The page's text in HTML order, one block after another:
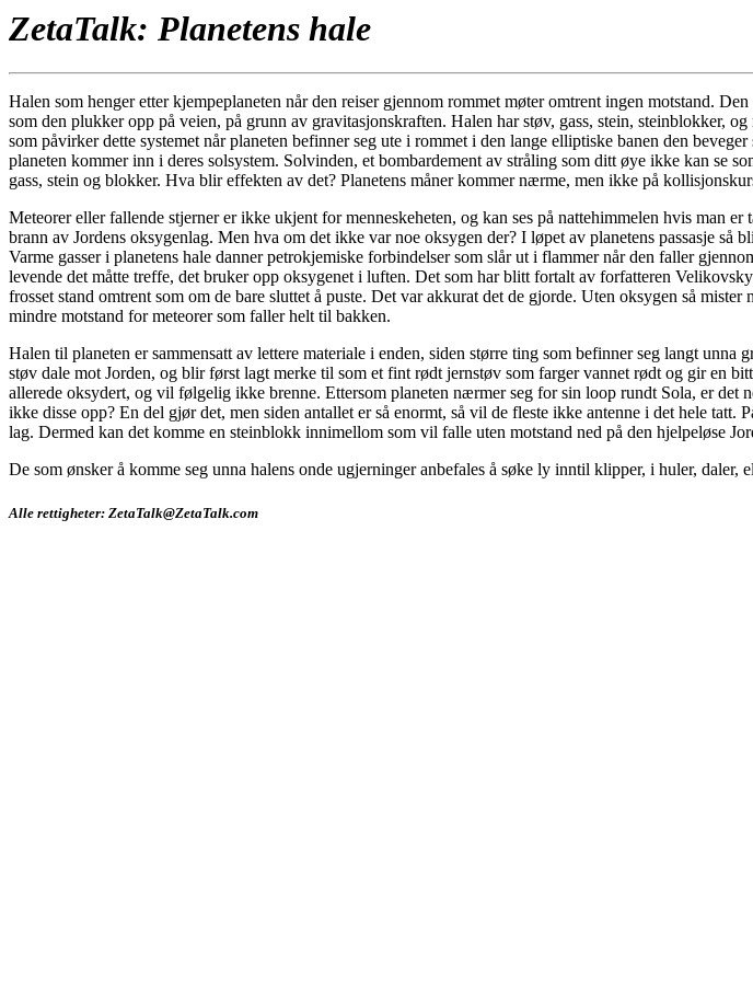
ZetaTalk: Planetens hale
Halen som henger etter kjempeplaneten når den reiser gjennom rommet møter omtrent ingen motstand.
som den plukker opp på veien, på grunn av gravitasjonskraften. Halen har støv, gass, stein, steinblokker,
som påvirker dette systemet når planeten befinner seg ute i rommet i den lange elliptiske banen den
planeten kommer inn i deres solsystem. Solvinden, et bombardement av stråling som ditt øye ikke kan se
gass, stein og blokker. Hva blir effekten av det? Planetens måner kommer nærme, men ikke på
Meteorer eller fallende stjerner er ikke ukjent for menneskeheten, og kan ses på nattehimmelen hvis man
brann av Jordens oksygenlag. Men hva om det ikke var noe oksygen der? I løpet av planetens passasje
Varme gasser i planetens hale danner petrokjemiske forbindelser som slår ut i flammer når den faller
levende det måtte treffe, det bruker opp oksygenet i luften. Det som har blitt fortalt av forfatteren
frosset stand omtrent som om de bare sluttet å puste. Det var akkurat det de gjorde. Uten oksygen så
mindre motstand for meteorer som faller helt til bakken.
Halen til planeten er sammensatt av lettere materiale i enden, siden større ting som befinner seg langt
støv dale mot Jorden, og blir først lagt merke til som et fint rødt jernstøv som farger vannet rødt og gir en
allerede oksydert, og vil følgelig ikke brenne. Ettersom planeten nærmer seg for sin loop rundt Sola, er
ikke disse opp? En del gjør det, men siden antallet er så enormt, så vil de fleste ikke antenne i det hele
lag. Dermed kan det komme en steinblokk innimellom som vil falle uten motstand ned på den hjelpeløse
De som ønsker å komme seg unna halens onde ugjerninger anbefales å søke ly inntil klipper, i huler, daler,
Alle rettigheter: ZetaTalk@ZetaTalk.com